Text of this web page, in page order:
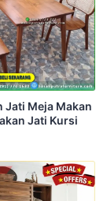
Jati Meja Makan
Jati Kursi